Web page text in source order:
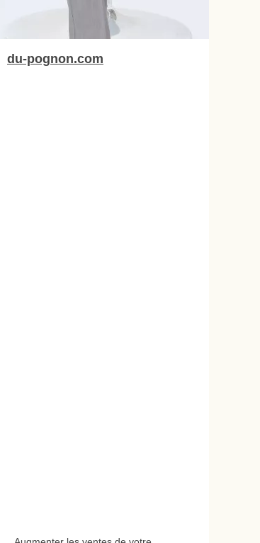
du-pognon.com